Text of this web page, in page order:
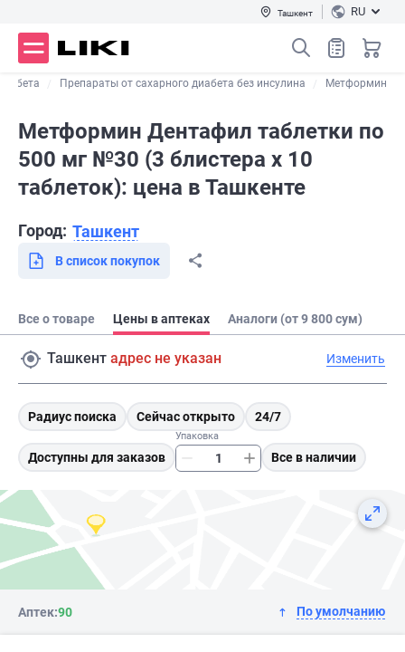
Ташкент RU
Препараты от сахарного диабета без инсулина Метформин
Метформин Дентафил таблетки по
500 мг №30 (3 блистера х 10
таблеток): цена в Ташкенте
Город: Ташкент
В список покупок
Все о товаре Цены в аптеках Аналоги (от 9 800 сум)
Ташкент адрес не указан Изменить
Радиус поиска Сейчас открыто 24/7
Доступны для заказов
Упаковка
Все в наличии
Аптек:90 По умолчанию